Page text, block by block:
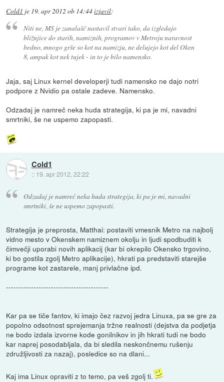
Cold1 je 19. apr 2012 ob 14:44izjavil:
Niti ne, MS je zanalašč nastavil stvari tako, da izgledajo
bližnjice do starih, namiznih, programov v Metroju naravnost
bedno, mnogo grše so kot na namizju, ne delujejo kot del Oken
8, ampak kot nek tujek - in to je bilo namensko.
Jaja, saj Linux kernel developerji tudi namensko ne dajo notri
podpore z Nvidio pa ostale zadeve. Namensko.
Odzadaj je namreč neka huda strategija, ki pa je mi, navadni
smrtniki, še ne uspemo zapopasti.
Cold1
:: 19. apr 2012, 22:22
Odzadaj je namreč neka huda strategija, ki pa je mi, navadni
smrtniki, še ne uspemo zapopasti.
Strategija je preprosta, Matthai: postaviti vmesnik Metro na najbolj
vidno mesto v Okenskem namiznem okolju in ljudi spodbuditi k
čimvečji uporabi novih aplikacij (kar bi okrepilo Okensko trgovino,
ki bo gostila zgolj Metro aplikacije), hkrati pa predstaviti starejše
programe kot zastarele, manj privlačne ipd.
-----------------------------------------
Kar pa se tiče fantov, ki imajo čez razvoj jedra Linuxa, pa se gre za
popolno odsotnost sprejemanja tržne realnosti (dejstva da podjetja
ne bodo izdala izvorne kode gonilnikov in jih hkrati tudi ne bodo
kar naprej posodabljala, da bi sledila neskončnemu rušenju
združljivosti za nazaj), posledice so na dlani...
Kaj ima Linux opraviti z to temo, pa veš zgolj ti.